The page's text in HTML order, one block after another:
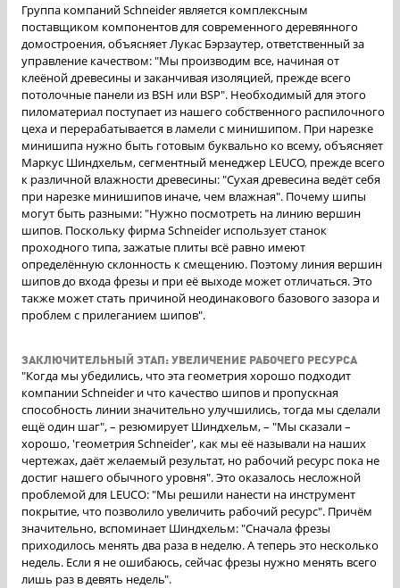
Группа компаний Schneider является комплексным
поставщиком компонентов для современного деревянного
домостроения, объясняет Лукас Бэрзаутер, ответственный за
управление качеством: "Мы производим все, начиная от
клеёной древесины и заканчивая изоляцией, прежде всего
потолочные панели из BSH или BSP". Необходимый для этого
пиломатериал поступает из нашего собственного распилочного
цеха и перерабатывается в ламели с минишипом. При нарезке
минишипа нужно быть готовым буквально ко всему, объясняет
Маркус Шиндхельм, сегментный менеджер LEUCO, прежде всего
к различной влажности древесины: "Сухая древесина ведёт себя
при нарезке минишипов иначе, чем влажная". Почему шипы
могут быть разными: "Нужно посмотреть на линию вершин
шипов. Поскольку фирма Schneider использует станок
проходного типа, зажатые плиты всё равно имеют
определённую склонность к смещению. Поэтому линия вершин
шипов до входа фрезы и при её выходе может отличаться. Это
также может стать причиной неодинакового базового зазора и
проблем с прилеганием шипов".
ЗАКЛЮЧИТЕЛЬНЫЙ ЭТАП: УВЕЛИЧЕНИЕ РАБОЧЕГО РЕСУРСА
"Когда мы убедились, что эта геометрия хорошо подходит
компании Schneider и что качество шипов и пропускная
способность линии значительно улучшились, тогда мы сделали
ещё один шаг", – резюмирует Шиндхельм, – "Мы сказали –
хорошо, 'геометрия Schneider', как мы её называли на наших
чертежах, даёт желаемый результат, но рабочий ресурс пока не
достиг нашего обычного уровня". Это оказалось несложной
проблемой для LEUCO: "Мы решили нанести на инструмент
покрытие, что позволило увеличить рабочий ресурс". Причём
значительно, вспоминает Шиндхельм: "Сначала фрезы
приходилось менять два раза в неделю. А теперь это несколько
недель. Если я не ошибаюсь, сейчас фрезы нужно менять всего
лишь раз в девять недель".